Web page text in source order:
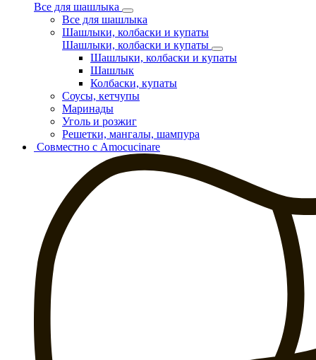
Все для шашлыка
Все для шашлыка
Шашлыки, колбаски и купаты
Шашлыки, колбаски и купаты
Шашлыки, колбаски и купаты
Шашлык
Колбаски, купаты
Соусы, кетчупы
Маринады
Уголь и розжиг
Решетки, мангалы, шампура
Совместно с Amocucinare